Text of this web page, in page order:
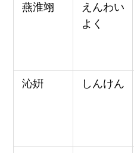
燕淮翊
えんわい
よく
沁姸 しんけん